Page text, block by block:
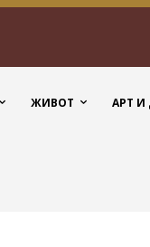
ЖИВОТ АРТ И